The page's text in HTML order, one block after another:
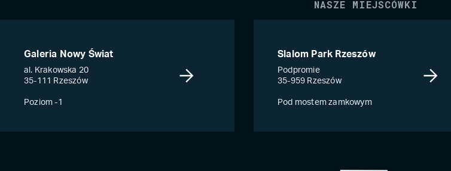
NASZE MIEJSCÓWKI
Galeria Nowy Świat
al. Krakowska 20
35-111 Rzeszów
Poziom -1
Slalom Park Rzeszów
Podpromie
35-959 Rzeszów
Pod mostem zamkowym